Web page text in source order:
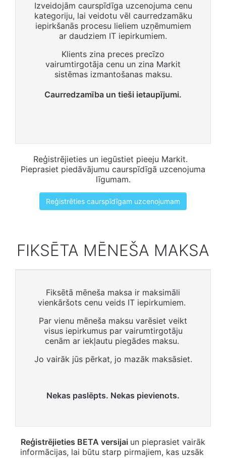
Izveidojām caurspīdīga uzcenojuma cenu
kategoriju, lai veidotu vēl caurredzamāku
iepirkšanās procesu lieliem uzņēmumiem
ar daudziem IT iepirkumiem.
Klients zina preces precīzo
vairumtirgotāja cenu un zina Markit
sistēmas izmantošanas maksu.
Caurredzamība un tieši ietaupījumi.
Reģistrējieties un iegūstiet pieeju Markit.
Pieprasiet piedāvājumu caurspīdīgā uzcenojuma
līgumam.
Reģistrēties caurspīdīgam uzcenojumam
FIKSĒTA MĒNEŠA MAKSA
Fiksētā mēneša maksa ir maksimāli
vienkāršots cenu veids IT iepirkumiem.
Par vienu mēneša maksu varēsiet veikt
visus iepirkumus par vairumtirgotāju
cenām ar iekļautu piegādes maksu.
Jo vairāk jūs pērkat, jo mazāk maksāsiet.
Nekas paslēpts. Nekas pievienots.
Reģistrējieties BETA versijai un pieprasiet vairāk
informācijas, lai būtu starp pirmajiem, kas uzsāk